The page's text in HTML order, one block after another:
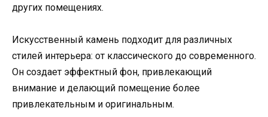
других помещениях.
Искусственный камень подходит для различных
стилей интерьера: от классического до современного.
Он создает эффектный фон, привлекающий
внимание и делающий помещение более
привлекательным и оригинальным.